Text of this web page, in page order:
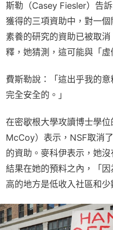
斯勒（Casey Fiesler）告
獲得的三項資助中，對一個
素養的研究的資助已被取
釋，她猜測，這可能與「虛
費斯勒說：「這出乎我的
完全安全的。」
在密歇根大學攻讀博士學
McCoy）表示，NSF取消
的資助。麥科伊表示，她
結果在她的預料之內，「
高的地方是低收入社區和少